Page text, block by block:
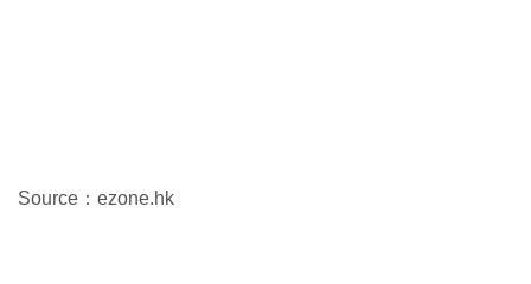
Source：ezone.hk